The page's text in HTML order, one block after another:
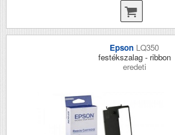
Epson LQ350
festékszalag - ribbon
eredeti